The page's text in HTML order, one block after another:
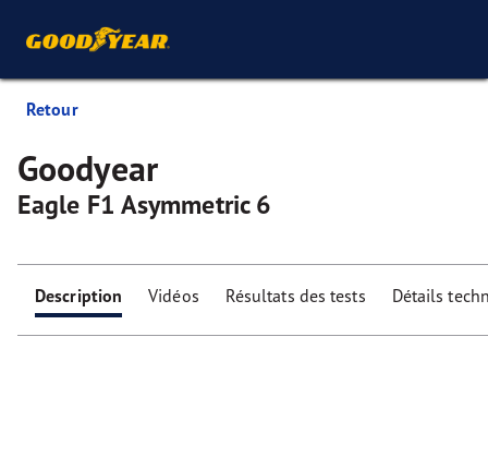
Retour
Goodyear
Eagle F1 Asymmetric 6
Description Vidéos Résultats des tests Détails